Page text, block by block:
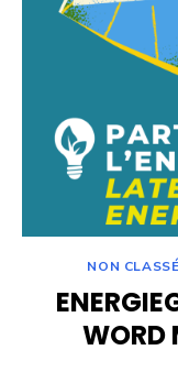
NON CLASSÉ
WORD